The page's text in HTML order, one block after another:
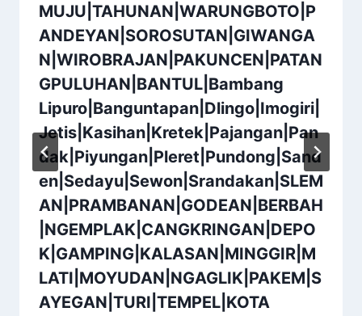
MUJU|TAHUNAN|WARUNGBOTO|P
ANDEYAN|SOROSUTAN|GIWANGA
N|WIROBRAJAN|PAKUNCEN|PATAN
GPULUHAN|BANTUL|Bambang
Lipuro|Banguntapan|Dlingo|Imogiri|
Jetis|Kasihan|Kretek|Pajangan|Pan
dak|Piyungan|Pleret|Pundong|Sand
en|Sedayu|Sewon|Srandakan|SLEM
AN|PRAMBANAN|GODEAN|BERBAH
|NGEMPLAK|CANGKRINGAN|DEPO
K|GAMPING|KALASAN|MINGGIR|M
LATI|MOYUDAN|NGAGLIK|PAKEM|S
AYEGAN|TURI|TEMPEL|KOTA